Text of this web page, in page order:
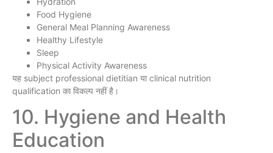
Food Hygiene
General Meal Planning Awareness
Healthy Lifestyle
Sleep
Physical Activity Awareness
यह subject professional dietitian या clinical nutrition
qualification का विकल्प नहीं है।
10. Hygiene and Health
Education